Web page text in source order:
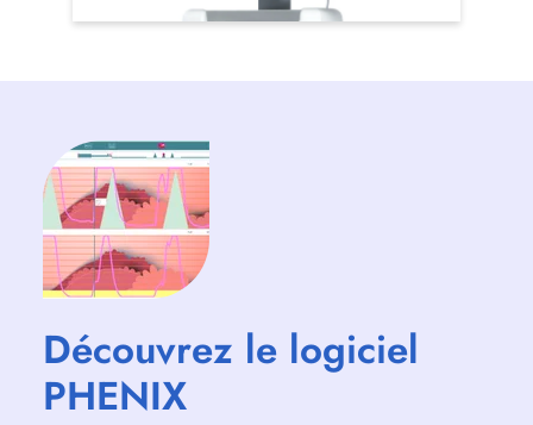
Découvrez le logiciel
PHENIX